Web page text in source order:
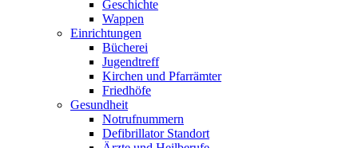
Geschichte
Wappen
Einrichtungen
Bücherei
Jugendtreff
Kirchen und Pfarrämter
Friedhöfe
Gesundheit
Notrufnummern
Defibrillator Standort